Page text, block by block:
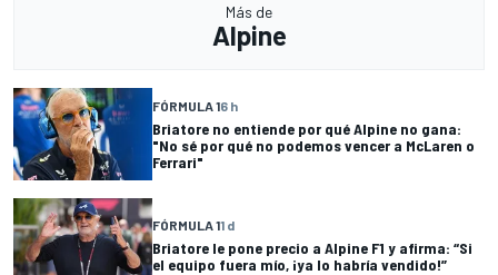
Más de
Alpine
FÓRMULA 16 h
Briatore no entiende por qué Alpine no gana:
"No sé por qué no podemos vencer a McLaren o
Ferrari"
FÓRMULA 11 d
Briatore le pone precio a Alpine F1 y afirma: “Si
el equipo fuera mío, ¡ya lo habría vendido!”